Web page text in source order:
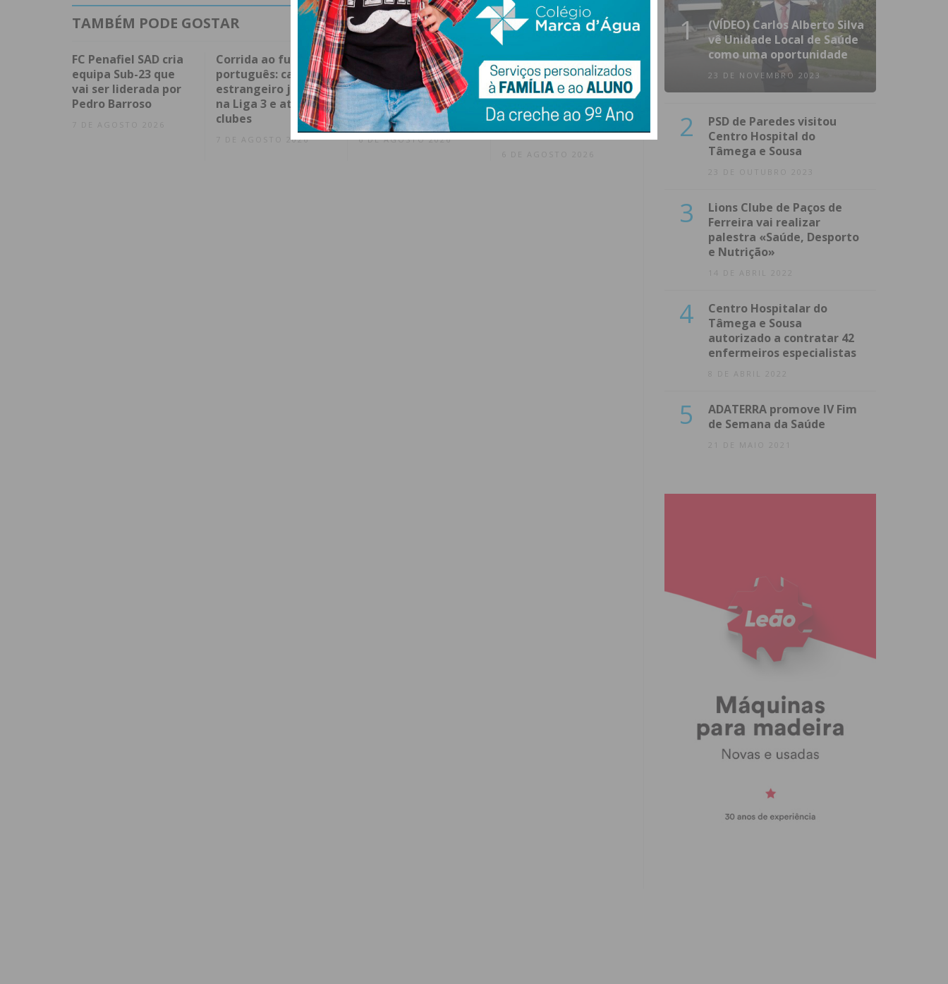
TAMBÉM PODE GOSTAR
FC Penafiel SAD cria
equipa Sub-23 que
vai ser liderada por
Pedro Barroso
7 DE AGOSTO 2026
Corrida ao futebol
português: capital
estrangeiro já entra
na Liga 3 e atrai
clubes
7 DE AGOSTO 2026
Francisco Campos
vence 1.ª etapa da
Volta a Portugal e
Rui Oliveira veste a
Camisola Amarela
6 DE AGOSTO 2026
Bruno Silva fora da
Volta a Portugal
após 15 edições
consecutivas: «É
impossível esconder
a desilusão»
6 DE AGOSTO 2026
1
(VÍDEO) Carlos Alberto Silva
vê Unidade Local de Saúde
como uma oportunidade
23 DE NOVEMBRO 2023
2
PSD de Paredes visitou
Centro Hospital do
Tâmega e Sousa
23 DE OUTUBRO 2023
3
Lions Clube de Paços de
Ferreira vai realizar
palestra «Saúde, Desporto
e Nutrição»
14 DE ABRIL 2022
4
Centro Hospitalar do
Tâmega e Sousa
autorizado a contratar 42
enfermeiros especialistas
8 DE ABRIL 2022
5
ADATERRA promove IV Fim
de Semana da Saúde
21 DE MAIO 2021